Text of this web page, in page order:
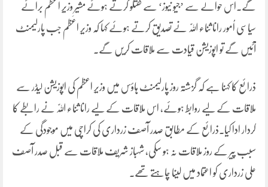
گے۔اس حوالے سے ’جیو نیوز‘ سے گفتگو کرتے ہوئے مشیرِ وزیرِ اعظم برائے
سیاسی اُمور رانا ثناء اللّٰہ نے تصدیق کرتے ہوئے کہا کہ وزیرِ اعظم جب پارلیمنٹ
آئیں گے تو اپوزیشن قیادت سے ملاقات کریں گے۔
ذرائع کا کہنا ہے کہ گزشتہ روز پارلیمنٹ ہاؤس میں وزیرِ اعظم کی اپوزیشن لیڈر سے
ملاقات کے لیے روابط ہوئے، اس ملاقات کے لیے رانا ثناء اللّٰہ نے رابطے کا
کردار ادا کیا۔ذرائع کے مطابق صدر آصف زرداری کی کراچی میں موجودگی کے
سبب پیر کے روز ملاقات نہ ہو سکی، شہباز شریف ملاقات سے قبل صدر آصف
علی زرداری کو اعتماد میں لینا چاہتے تھے۔